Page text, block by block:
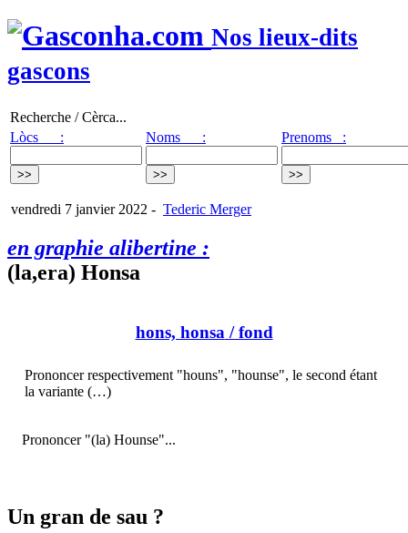
Nos lieux-dits
gascons
Recherche / Cèrca...
Lòcs :
Noms : Prenoms :
vendredi 7 janvier 2022 - Tederic Merger
en graphie alibertine :
(la,era) Honsa
hons, honsa/ fond
Prononcer respectivement "houns", "hounse", le second étant
la variante (…)
Prononcer "(la) Hounse"...
Un gran de sau ?